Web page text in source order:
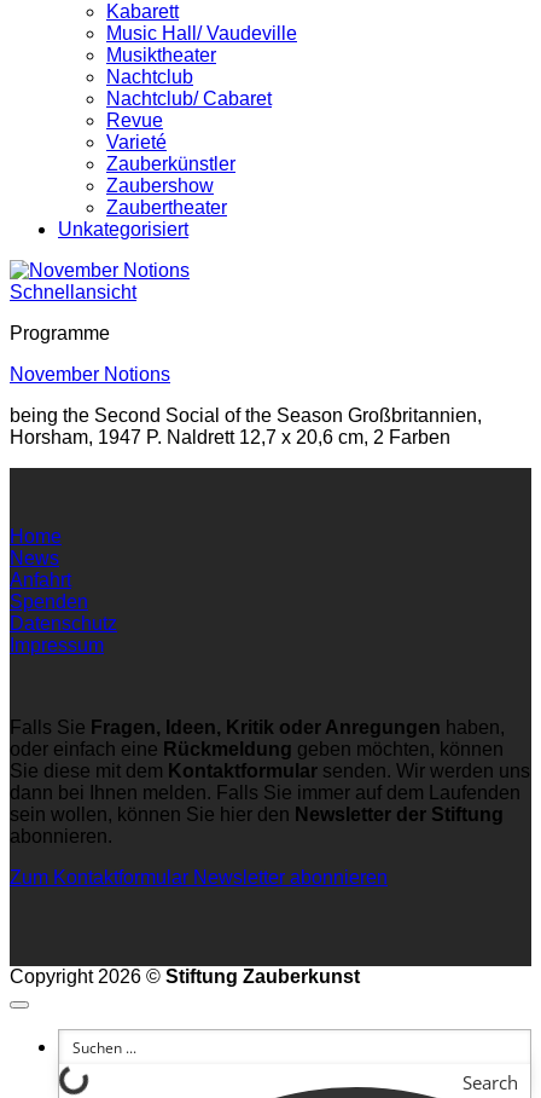
Kabarett
Music Hall/ Vaudeville
Musiktheater
Nachtclub
Nachtclub/ Cabaret
Revue
Varieté
Zauberkünstler
Zaubershow
Zaubertheater
Unkategorisiert
Schnellansicht
Programme
November Notions
being the Second Social of the Season Großbritannien,
Horsham, 1947 P. Naldrett 12,7 x 20,6 cm, 2 Farben
Home
News
Anfahrt
Spenden
Datenschutz
Impressum
Falls Sie Fragen, Ideen, Kritik oder Anregungen haben,
oder einfach eine Rückmeldung geben möchten, können
Sie diese mit dem Kontaktformular senden. Wir werden uns
dann bei Ihnen melden. Falls Sie immer auf dem Laufenden
sein wollen, können Sie hier den Newsletter der Stiftung
abonnieren.
Zum Kontaktformular Newsletter abonnieren
Copyright 2026 © Stiftung Zauberkunst
Search